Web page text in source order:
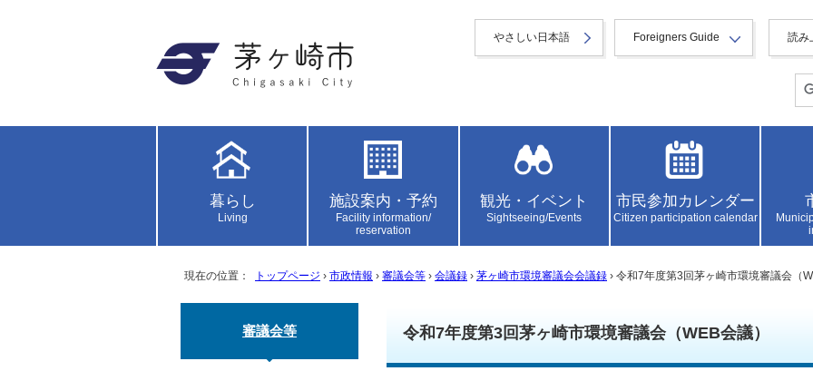
やさしい日本語 Foreigners Guide 読み
暮らし
Living
施設案内・予約
Facility information/
reservation
観光・イベント
Sightseeing/Events
市民参加カレンダー
Citizen participation calendar
現在の位置： トップページ › 市政情報 › 審議会等 › 会議録 › 茅ヶ崎市環境審議会会議録 › 令和7年度第3回茅ヶ崎市環境審議会（
令和7年度第3回茅ヶ崎市環境審議会（WEB会議）
審議会等